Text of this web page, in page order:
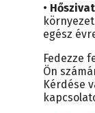
•
egész
Fedezze
Ön
Kérdése